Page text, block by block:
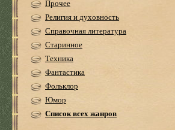
Прочее
Религия и духовность
Справочная литература
Старинное
Техника
Фантастика
Фольклор
Юмор
Список всех жанров